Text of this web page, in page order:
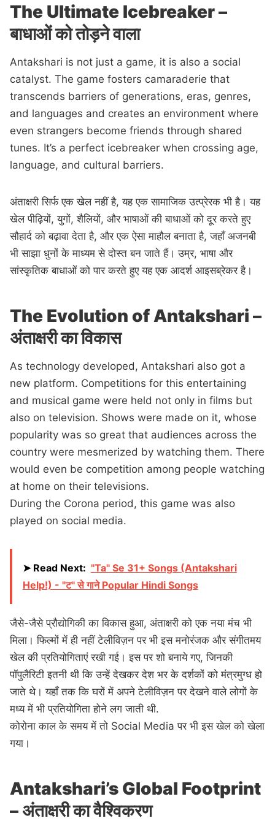
The Ultimate Icebreaker –
बाधाओं को तोड़ने वाला
Antakshari is not just a game, it is also a social
catalyst. The game fosters camaraderie that
transcends barriers of generations, eras, genres,
and languages and creates an environment where
even strangers become friends through shared
tunes. It’s a perfect icebreaker when crossing age,
language, and cultural barriers.
अंताक्षरी सिर्फ एक खेल नहीं है, यह एक सामाजिक उत्प्रेरक भी है। यह
खेल पीढ़ियों, युगों, शैलियों, और भाषाओं की बाधाओं को दूर करते हुए
सौहार्द को बढ़ावा देता है, और एक ऐसा माहौल बनाता है, जहाँ अजनबी
भी साझा धुनों के माध्यम से दोस्त बन जाते हैं। उम्र, भाषा और
सांस्कृतिक बाधाओं को पार करते हुए यह एक आदर्श आइसब्रेकर है।
The Evolution of Antakshari –
अंताक्षरी का विकास
As technology developed, Antakshari also got a
new platform. Competitions for this entertaining
and musical game were held not only in films but
also on television. Shows were made on it, whose
popularity was so great that audiences across the
country were mesmerized by watching them. There
would even be competition among people watching
at home on their televisions.
During the Corona period, this game was also
played on social media.
➤ Read Next: "Ta" Se 31+ Songs (Antakshari
Help!) - "ट" से गाने Popular Hindi Songs
जैसे-जैसे प्रौद्योगिकी का विकास हुआ, अंताक्षरी को एक नया मंच भी
मिला। फिल्मों में ही नहीं टेलीविज़न पर भी इस मनोरंजक और संगीतमय
खेल की प्रतियोगिताएं रखी गई। इस पर शो बनाये गए, जिनकी
पॉपुलैरिटी इतनी थी कि उन्हें देखकर देश भर के दर्शकों को मंत्रमुग्ध हो
जाते थे। यहाँ तक कि घरों में अपने टेलीविज़न पर देखने वाले लोगों के
मध्य में भी प्रतियोगिता होने लग जाती थी.
कोरोना काल के समय में तो Social Media पर भी इस खेल को खेला
गया।
Antakshari’s Global Footprint
– अंताक्षरी का वैश्विकरण